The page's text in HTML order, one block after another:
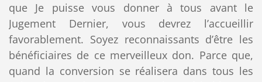
que Je puisse vous donner à tous avant le
Jugement Dernier, vous devrez l’accueillir
favorablement. Soyez reconnaissants d’être les
bénéficiaires de ce merveilleux don. Parce que,
quand la conversion se réalisera dans tous les